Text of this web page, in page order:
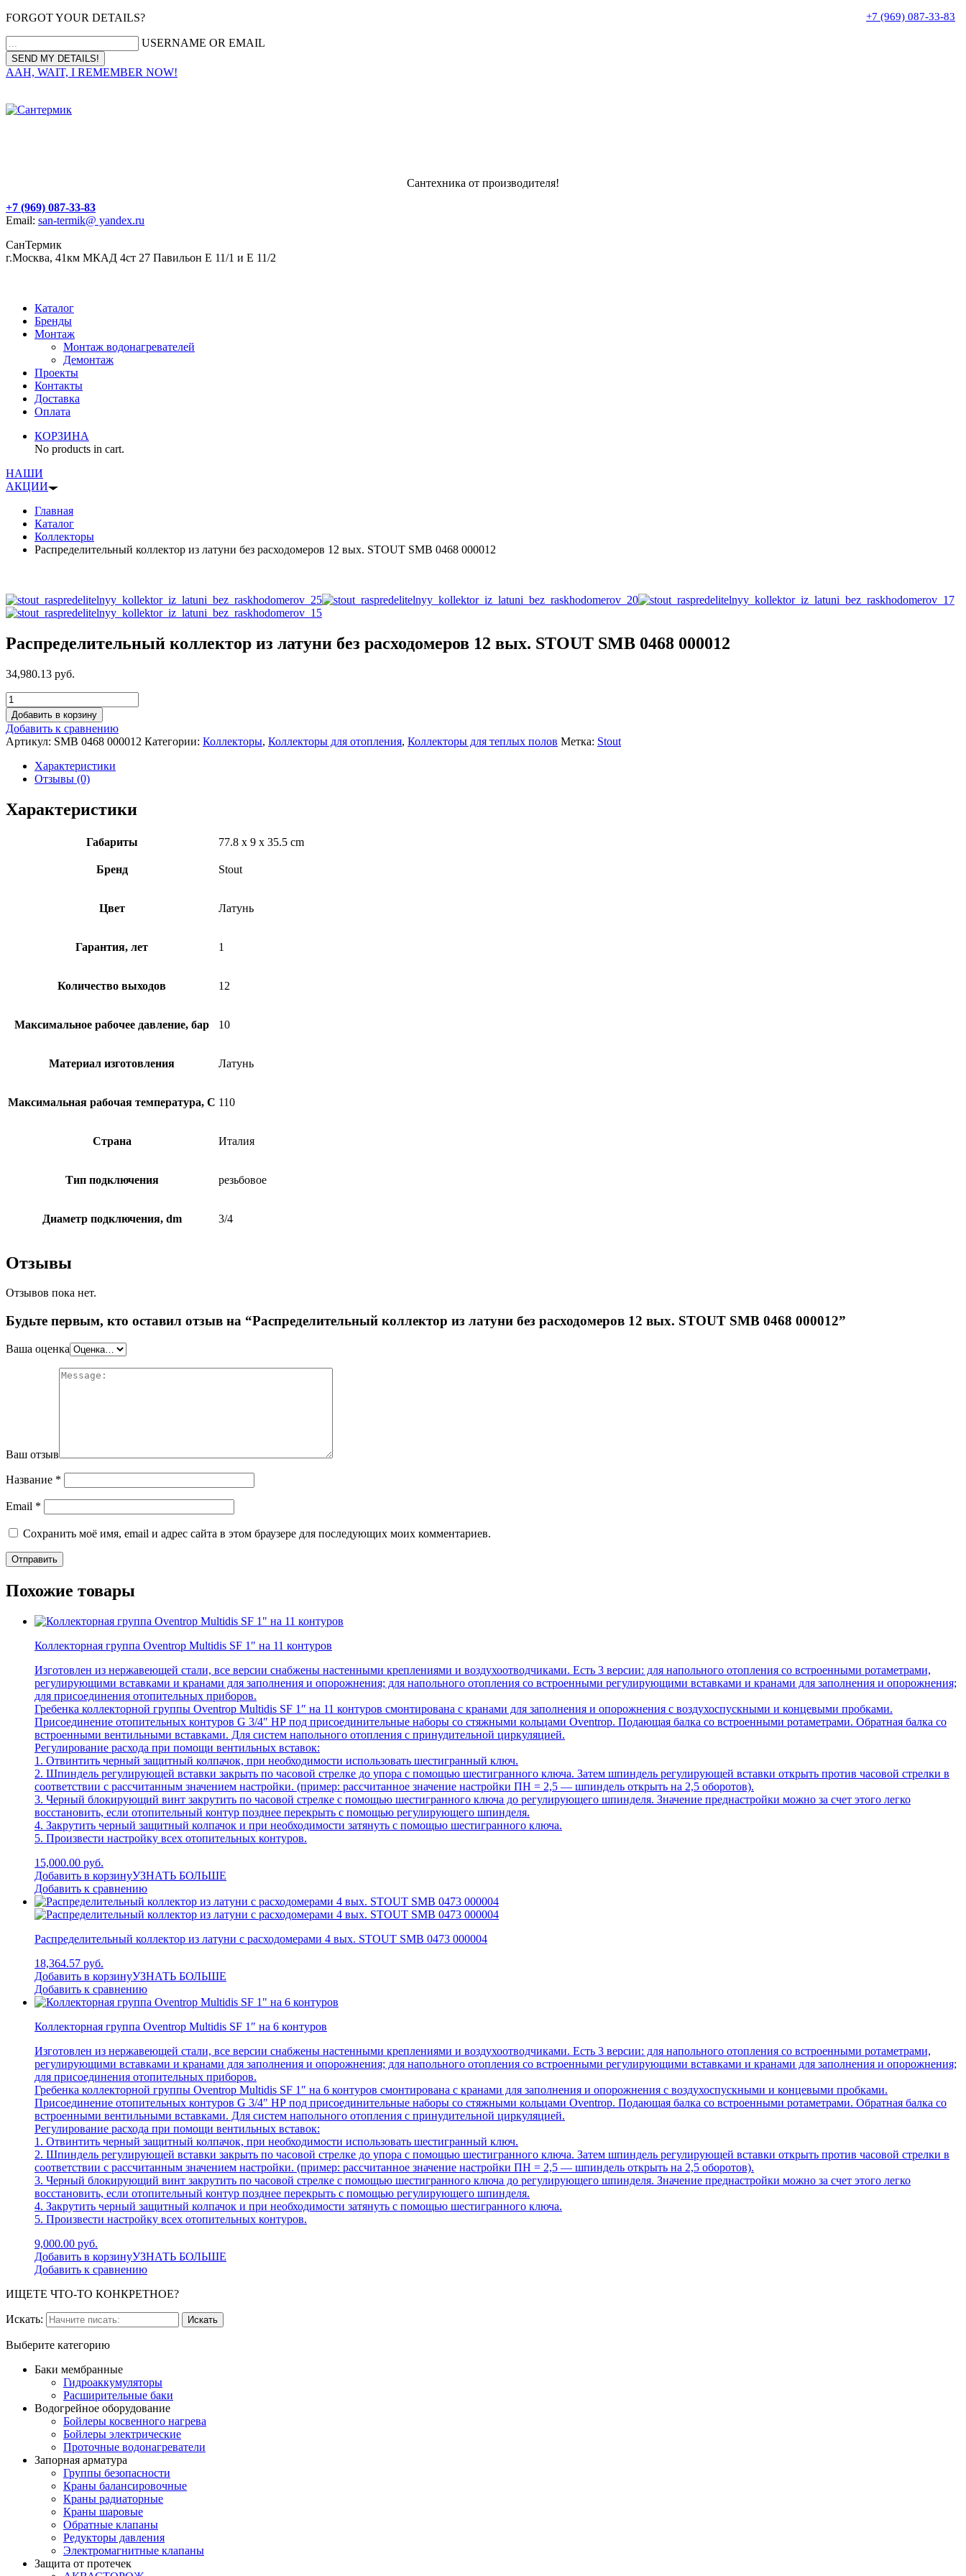
FORGOT YOUR DETAILS?
USERNAME OR EMAIL
AAH, WAIT, I REMEMBER NOW!
+7 (969) 087-33-83
Сантехника от производителя!
+7 (969) 087-33-83
Email: san-termik@ yandex.ru
СанТермик
г.Москва, 41км МКАД 4ст 27 Павильон Е 11/1 и Е 11/2
Каталог
Бренды
Монтаж
Монтаж водонагревателей
Демонтаж
Проекты
Контакты
Доставка
Оплата
КОРЗИНА
No products in cart.
НАШИ
АКЦИИ
Главная
Каталог
Коллекторы
Распределительный коллектор из латуни без расходомеров 12 вых. STOUT SMB 0468 000012
Распределительный коллектор из латуни без расходомеров 12 вых. STOUT SMB 0468 000012
34,980.13 руб.
Добавить в корзину
Добавить к сравнению
Артикул: SMB 0468 000012 Категории: Коллекторы, Коллекторы для отопления, Коллекторы для теплых полов Метка: Stout
Характеристики
Отзывы (0)
Характеристики
Габариты 77.8 x 9 x 35.5 cm
Бренд Stout
Цвет Латунь
Гарантия, лет 1
Количество выходов 12
Максимальное рабочее давление, бар 10
Материал изготовления Латунь
Максимальная рабочая температура, C 110
Страна Италия
Тип подключения резьбовое
Диаметр подключения, dm 3/4
Отзывы
Отзывов пока нет.
Будьте первым, кто оставил отзыв на “Распределительный коллектор из латуни без расходомеров 12 вых. STOUT SMB 0468 000012”
Ваша оценка
Ваш отзыв
Название *
Email *
Сохранить моё имя, email и адрес сайта в этом браузере для последующих моих комментариев.
Похожие товары
Коллекторная группа Oventrop Multidis SF 1″ на 11 контуров
Изготовлен из нержавеющей стали, все версии снабжены настенными креплениями и воздухоотводчиками. Есть 3 версии: для напольного отопления со встроенными ротаметрами,
регулирующими вставками и кранами для заполнения и опорожнения; для напольного отопления со встроенными регулирующими вставками и кранами для заполнения и опорожнения;
для присоединения отопительных приборов.
Гребенка коллекторной группы Oventrop Multidis SF 1″ на 11 контуров смонтирована с кранами для заполнения и опорожнения с воздухоспускными и концевыми пробками.
Присоединение отопительных контуров G 3/4″ НР под присоединительные наборы со стяжными кольцами Oventrop. Подающая балка со встроенными ротаметрами. Обратная балка со
встроенными вентильными вставками. Для систем напольного отопления с принудительной циркуляцией.
Регулирование расхода при помощи вентильных вставок:
1. Отвинтить черный защитный колпачок, при необходимости использовать шестигранный ключ.
2. Шпиндель регулирующей вставки закрыть по часовой стрелке до упора с помощью шестигранного ключа. Затем шпиндель регулирующей вставки открыть против часовой стрелки в
соответствии с рассчитанным значением настройки. (пример: рассчитанное значение настройки ПН = 2,5 — шпиндель открыть на 2,5 оборотов).
3. Черный блокирующий винт закрутить по часовой стрелке с помощью шестигранного ключа до регулирующего шпинделя. Значение преднастройки можно за счет этого легко
восстановить, если отопительный контур позднее перекрыть с помощью регулирующего шпинделя.
4. Закрутить черный защитный колпачок и при необходимости затянуть с помощью шестигранного ключа.
5. Произвести настройку всех отопительных контуров.
15,000.00 руб.
Добавить в корзинуУЗНАТЬ БОЛЬШЕ
Добавить к сравнению
Распределительный коллектор из латуни с расходомерами 4 вых. STOUT SMB 0473 000004
18,364.57 руб.
Добавить в корзинуУЗНАТЬ БОЛЬШЕ
Добавить к сравнению
Коллекторная группа Oventrop Multidis SF 1″ на 6 контуров
Изготовлен из нержавеющей стали, все версии снабжены настенными креплениями и воздухоотводчиками. Есть 3 версии: для напольного отопления со встроенными ротаметрами,
регулирующими вставками и кранами для заполнения и опорожнения; для напольного отопления со встроенными регулирующими вставками и кранами для заполнения и опорожнения;
для присоединения отопительных приборов.
Гребенка коллекторной группы Oventrop Multidis SF 1″ на 6 контуров смонтирована с кранами для заполнения и опорожнения с воздухоспускными и концевыми пробками.
Присоединение отопительных контуров G 3/4″ НР под присоединительные наборы со стяжными кольцами Oventrop. Подающая балка со встроенными ротаметрами. Обратная балка со
встроенными вентильными вставками. Для систем напольного отопления с принудительной циркуляцией.
Регулирование расхода при помощи вентильных вставок:
1. Отвинтить черный защитный колпачок, при необходимости использовать шестигранный ключ.
2. Шпиндель регулирующей вставки закрыть по часовой стрелке до упора с помощью шестигранного ключа. Затем шпиндель регулирующей вставки открыть против часовой стрелки в
соответствии с рассчитанным значением настройки. (пример: рассчитанное значение настройки ПН = 2,5 — шпиндель открыть на 2,5 оборотов).
3. Черный блокирующий винт закрутить по часовой стрелке с помощью шестигранного ключа до регулирующего шпинделя. Значение преднастройки можно за счет этого легко
восстановить, если отопительный контур позднее перекрыть с помощью регулирующего шпинделя.
4. Закрутить черный защитный колпачок и при необходимости затянуть с помощью шестигранного ключа.
5. Произвести настройку всех отопительных контуров.
9,000.00 руб.
Добавить в корзинуУЗНАТЬ БОЛЬШЕ
Добавить к сравнению
ИЩЕТЕ ЧТО-ТО КОНКРЕТНОЕ?
Искать:
Выберите категорию
Баки мембранные
Гидроаккумуляторы
Расширительные баки
Водогрейное оборудование
Бойлеры косвенного нагрева
Бойлеры электрические
Проточные водонагреватели
Запорная арматура
Группы безопасности
Краны балансировочные
Краны радиаторные
Краны шаровые
Обратные клапаны
Редукторы давления
Электромагнитные клапаны
Защита от протечек